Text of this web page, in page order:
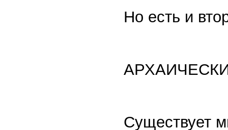
Но есть и
Существует